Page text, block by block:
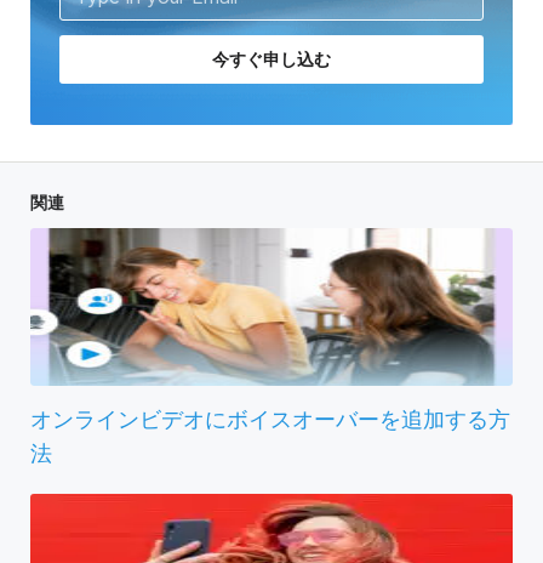
今すぐ申し込む
関連
オンラインビデオにボイスオーバーを追加する方
法